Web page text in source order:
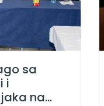
sa
i
na...